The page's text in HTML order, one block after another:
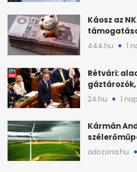
Káosz az
civilek
444.hu 1
Rétvári:
válságról
24.hu 1
Kármán
adozona.hu